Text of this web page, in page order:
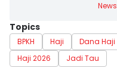
News
Topics
BPKH Haji Dana Haji
Haji 2026
Jadi Tau